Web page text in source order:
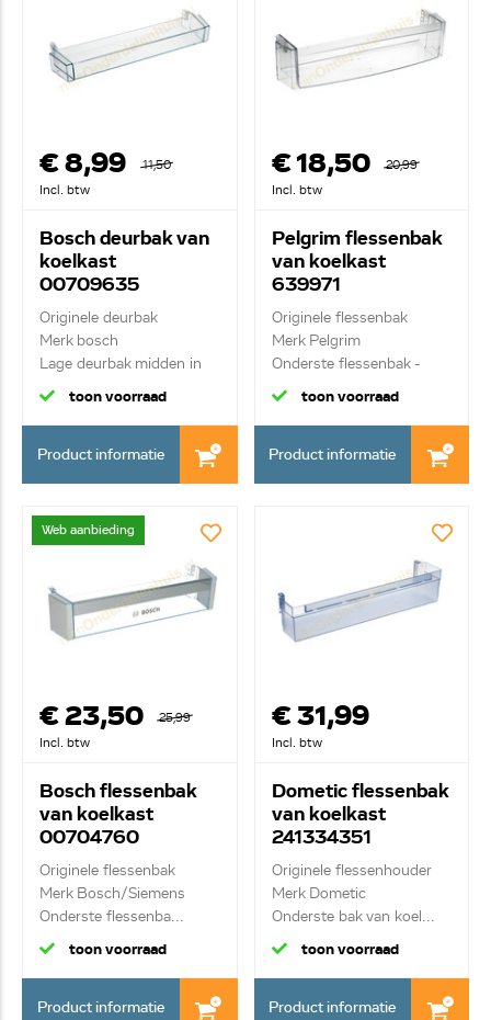
€ 8,99
11,50
Incl. btw
Bosch deurbak van
koelkast
00709635
Originele deurbak
Merk bosch
Lage deurbak midden in
deur
toon voorraad
Product informatie
€ 18,50
20,99
Incl. btw
Pelgrim flessenbak
van koelkast
639971
Originele flessenbak
Merk Pelgrim
Onderste flessenbak -
tra...
toon voorraad
Product informatie
Web aanbieding
€ 23,50
25,99
Incl. btw
Bosch flessenbak
van koelkast
00704760
Originele flessenbak
Merk Bosch/Siemens
Onderste flessenba...
toon voorraad
Product informatie
€ 31,99
Incl. btw
Dometic flessenbak
van koelkast
241334351
Originele flessenhouder
Merk Dometic
Onderste bak van koel...
toon voorraad
Product informatie